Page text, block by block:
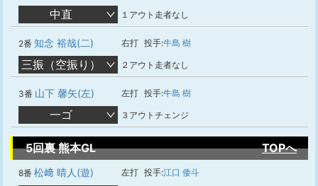
中直 １アウト走者なし
2番 知念 裕哉(二) 右打 投手:牛島 樹
三振（空振り） ２アウト走者なし
3番 山下 馨矢(左) 左打 投手:牛島 樹
一ゴ ３アウトチェンジ
5回裏 熊本GL TOPへ
8番 松﨑 晴人(遊) 左打 投手:江口 倭斗